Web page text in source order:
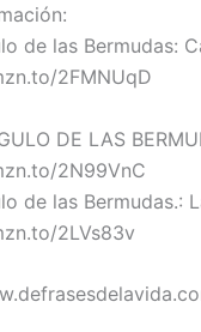
de las Bermudas:
2FMNUqD
DE LAS
2N99VnC
de las Bermudas.:
2LVs83v